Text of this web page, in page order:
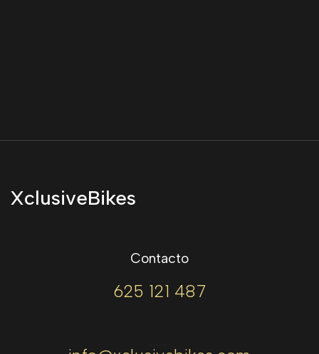
XclusiveBikes
Contacto
625 121 487